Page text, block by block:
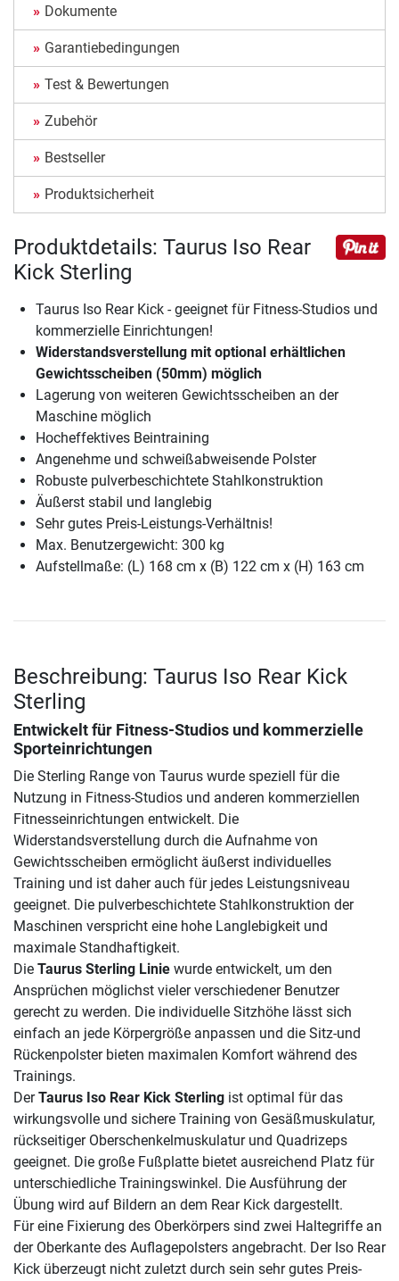
Dokumente
Garantiebedingungen
Test & Bewertungen
Zubehör
Bestseller
Produktsicherheit
Produktdetails: Taurus Iso Rear
Kick Sterling
Taurus Iso Rear Kick - geeignet für Fitness-Studios und
kommerzielle Einrichtungen!
Widerstandsverstellung mit optional erhältlichen
Gewichtsscheiben (50mm) möglich
Lagerung von weiteren Gewichtsscheiben an der
Maschine möglich
Hocheffektives Beintraining
Angenehme und schweißabweisende Polster
Robuste pulverbeschichtete Stahlkonstruktion
Äußerst stabil und langlebig
Sehr gutes Preis-Leistungs-Verhältnis!
Max. Benutzergewicht: 300 kg
Aufstellmaße: (L) 168 cm x (B) 122 cm x (H) 163 cm
Beschreibung: Taurus Iso Rear Kick
Sterling
Entwickelt für Fitness-Studios und kommerzielle
Sporteinrichtungen
Die Sterling Range von Taurus wurde speziell für die
Nutzung in Fitness-Studios und anderen kommerziellen
Fitnesseinrichtungen entwickelt. Die
Widerstandsverstellung durch die Aufnahme von
Gewichtsscheiben ermöglicht äußerst individuelles
Training und ist daher auch für jedes Leistungsniveau
geeignet. Die pulverbeschichtete Stahlkonstruktion der
Maschinen verspricht eine hohe Langlebigkeit und
maximale Standhaftigkeit.
Die Taurus Sterling Linie wurde entwickelt, um den
Ansprüchen möglichst vieler verschiedener Benutzer
gerecht zu werden. Die individuelle Sitzhöhe lässt sich
einfach an jede Körpergröße anpassen und die Sitz-und
Rückenpolster bieten maximalen Komfort während des
Trainings.
DerTaurus Iso Rear Kick Sterling ist optimal für das
wirkungsvolle und sichere Training von Gesäßmuskulatur,
rückseitiger Oberschenkelmuskulatur und Quadrizeps
geeignet. Die große Fußplatte bietet ausreichend Platz für
unterschiedliche Trainingswinkel. Die Ausführung der
Übung wird auf Bildern an dem Rear Kick dargestellt.
Für eine Fixierung des Oberkörpers sind zwei Haltegriffe an
der Oberkante des Auflagepolsters angebracht. Der Iso Rear
Kick überzeugt nicht zuletzt durch sein sehr gutes Preis-